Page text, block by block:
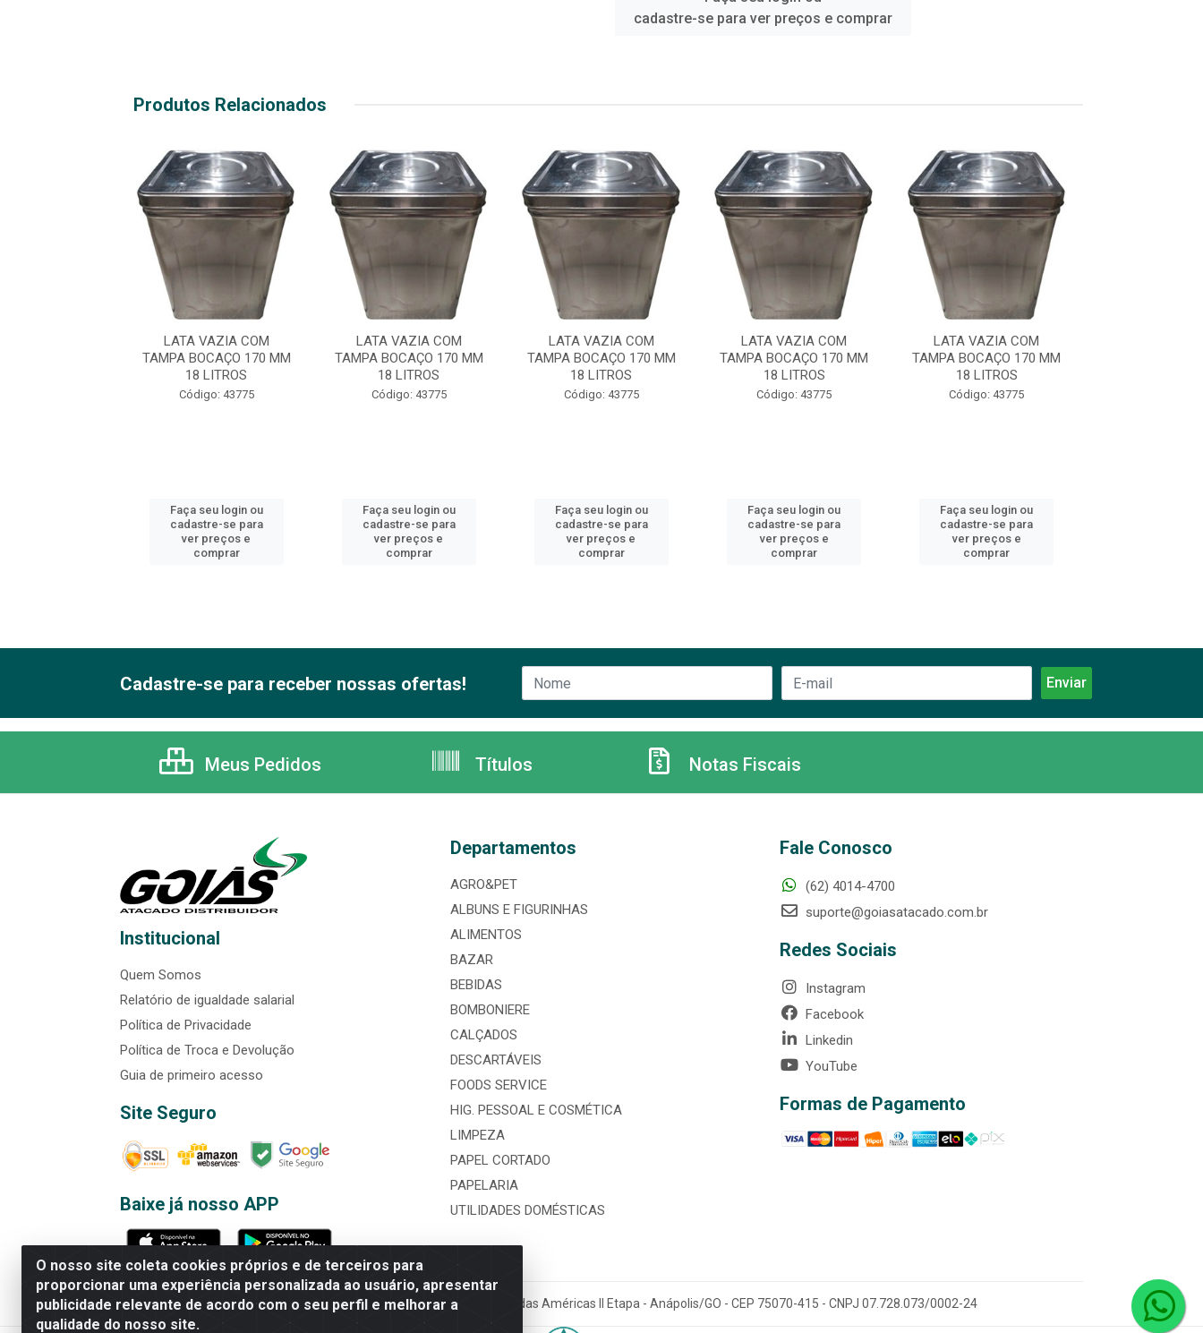
cadastre-se para ver preços e comprar
Produtos Relacionados
LATA VAZIA COM
TAMPA BOCAÇO 170 MM
18 LITROS
Código: 43775
Faça seu login ou
cadastre-se para
ver preços e
comprar
LATA VAZIA COM
TAMPA BOCAÇO 170 MM
18 LITROS
Código: 43775
Faça seu login ou
cadastre-se para
ver preços e
comprar
LATA VAZIA COM
TAMPA BOCAÇO 170 MM
18 LITROS
Código: 43775
Faça seu login ou
cadastre-se para
ver preços e
comprar
LATA VAZIA COM
TAMPA BOCAÇO 170 MM
18 LITROS
Código: 43775
Faça seu login ou
cadastre-se para
ver preços e
comprar
LATA VAZIA COM
TAMPA BOCAÇO 170 MM
18 LITROS
Código: 43775
Faça seu login ou
cadastre-se para
ver preços e
comprar
O nosso site coleta cookies próprios e de terceiros para
proporcionar uma experiência personalizada ao usuário, apresentar
publicidade relevante de acordo com o seu perfil e melhorar a
qualidade do nosso site.
Cadastre-se para receber nossas ofertas!
Meus Pedidos Títulos Notas Fiscais
Institucional
Quem Somos
Relatório de igualdade salarial
Política de Privacidade
Política de Troca e Devolução
Guia de primeiro acesso
Site Seguro
Baixe já nosso APP
Departamentos
AGRO&PET
ALBUNS E FIGURINHAS
ALIMENTOS
BAZAR
BEBIDAS
BOMBONIERE
CALÇADOS
DESCARTÁVEIS
FOODS SERVICE
HIG. PESSOAL E COSMÉTICA
LIMPEZA
PAPEL CORTADO
PAPELARIA
UTILIDADES DOMÉSTICAS
Fale Conosco
(62) 4014-4700
suporte@goiasatacado.com.br
Redes Sociais
Instagram
Facebook
Linkedin
YouTube
Formas de Pagamento
Rede Brasil - Avenida Universitária, nº 3860, Jardim das Américas II Etapa - Anápolis/GO - CEP 75070-415 - CNPJ 07.728.073/0002-24